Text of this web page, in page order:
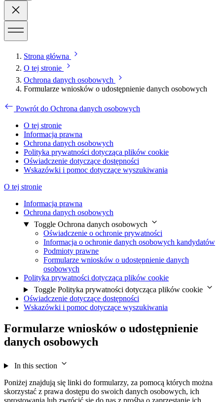
Strona główna
O tej stronie
Ochrona danych osobowych
Formularze wniosków o udostępnienie danych osobowych
Powrót do Ochrona danych osobowych
O tej stronie
Informacja prawna
Ochrona danych osobowych
Polityka prywatności dotycząca plików cookie
Oświadczenie dotyczące dostępności
Wskazówki i pomoc dotyczące wyszukiwania
O tej stronie
Informacja prawna
Ochrona danych osobowych
Toggle Ochrona danych osobowych
Oświadczenie o ochronie prywatności
Informacja o ochronie danych osobowych kandydatów
Podmioty prawne
Formularze wniosków o udostępnienie danych
osobowych
Polityka prywatności dotycząca plików cookie
Toggle Polityka prywatności dotycząca plików cookie
Oświadczenie dotyczące dostępności
Wskazówki i pomoc dotyczące wyszukiwania
Formularze wniosków o udostępnienie
danych osobowych
In this section
Poniżej znajdują się linki do formularzy, za pomocą których można
skorzystać z prawa dostępu do swoich danych osobowych, ich